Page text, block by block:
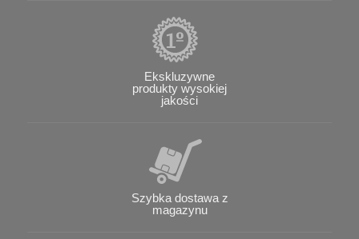
Ekskluzywne
produkty wysokiej
jakości
Szybka dostawa z
magazynu